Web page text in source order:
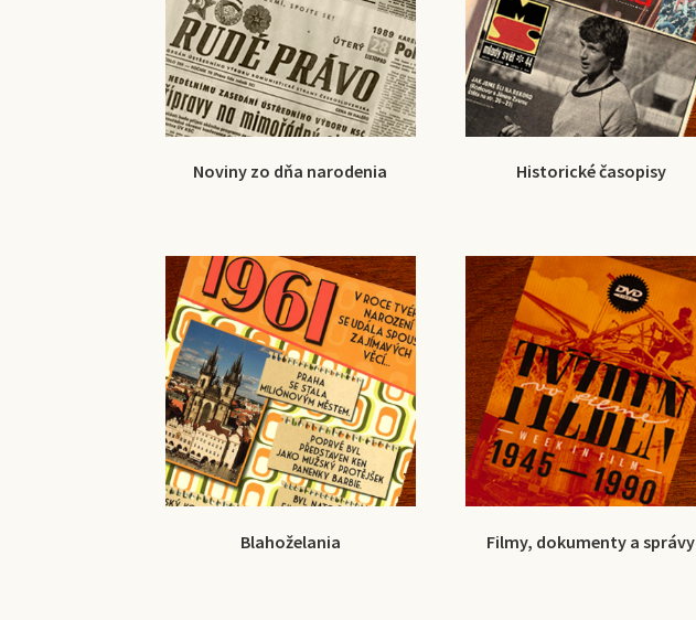
Noviny zo dňa narodenia Historické časopisy
Blahoželania Filmy, dokumenty a správy